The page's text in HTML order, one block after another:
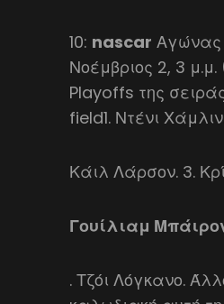
10: nascar Αγώνας
Νοέμβριος 2, 3
Playoffs της
field1. Ντένι
Κάιλ Λάρσον. 3.
Γουίλιαμ
. Τζόι Λόγκανο.